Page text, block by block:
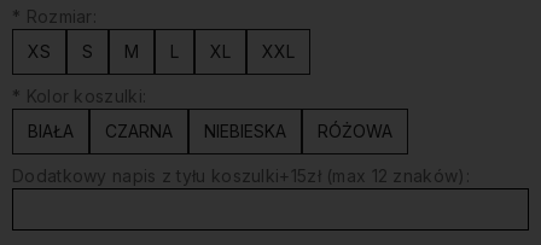
* Rozmiar:
XS
S M L XL XXL
* Kolor koszulki:
BIAŁA
CZARNA NIEBIESKA RÓŻOWA
Dodatkowy napis z tyłu koszulki+15zł (max 12 znaków):